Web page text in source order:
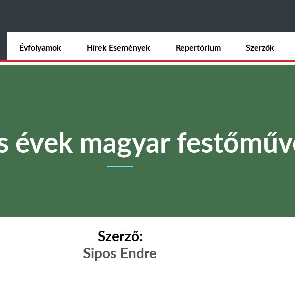
tartalomra
Évfolyamok Hírek Események Repertórium Szerzők
évek magyar
Szerző:
Sipos Endre